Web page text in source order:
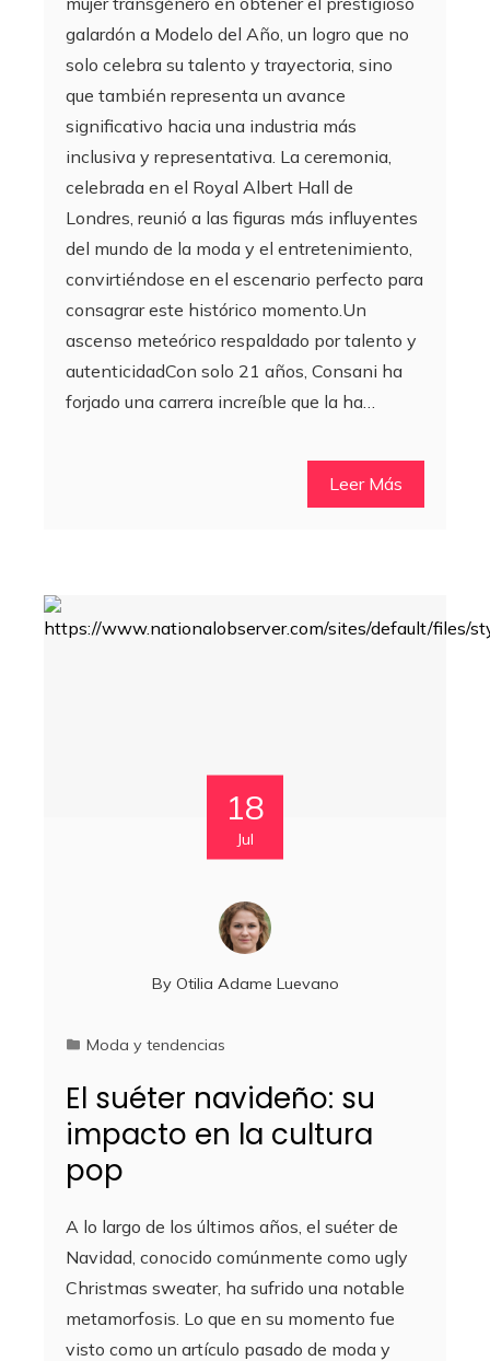
galardón a Modelo del Año, un logro que no
solo celebra su talento y trayectoria, sino
que también representa un avance
significativo hacia una industria más
inclusiva y representativa. La ceremonia,
celebrada en el Royal Albert Hall de
Londres, reunió a las figuras más influyentes
del mundo de la moda y el entretenimiento,
convirtiéndose en el escenario perfecto para
consagrar este histórico momento.Un
ascenso meteórico respaldado por talento y
autenticidadCon solo 21 años, Consani ha
forjado una carrera increíble que la ha…
Leer Más
18
Jul
By Otilia Adame Luevano
Moda y tendencias
El suéter navideño: su
impacto en la cultura
pop
A lo largo de los últimos años, el suéter de
Navidad, conocido comúnmente como ugly
Christmas sweater, ha sufrido una notable
metamorfosis. Lo que en su momento fue
visto como un artículo pasado de moda y